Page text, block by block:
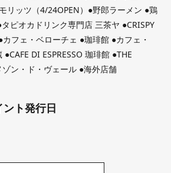
リッツ（4/24OPEN）●野郎ラーメン ●鶏
ピオカドリンク専門店 三茶ヤ ●CRISPY
フェ・ベローチェ ●珈琲館 ●カフェ・
DI ESPRESSO 珈琲館 ●THE
ゾン・ド・ヴェール ●海外店舗
ト発行日